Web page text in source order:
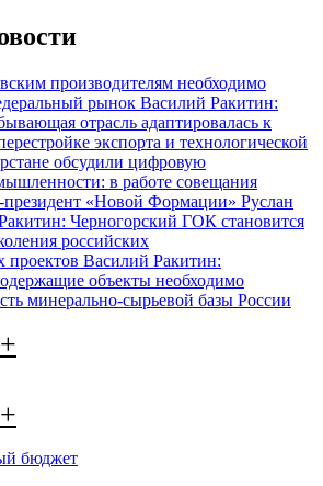
производителям необходимо
рынок Василий Ракитин:
отрасль адаптировалась к
экспорта и технологической
обсудили цифровую
в работе совещания
президент «Новой Формации» Руслан
Черногорский ГОК становится
российских
Василий Ракитин:
объекты необходимо
минерально-сырьевой базы России
бюджет